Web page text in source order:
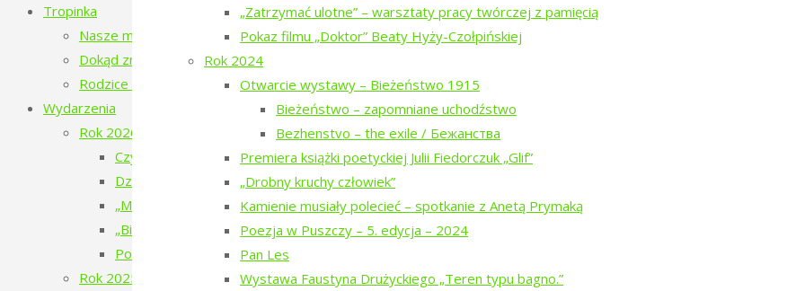
„Zatrzymać ulotne” – warsztaty pracy twórczej z pamięcią
Pokaz filmu „Doktor” Beaty Hyży-Czołpińskiej
Rok 2024
Otwarcie wystawy – Bieżeństwo 1915
Bieżeństwo – zapomniane uchodźstwo
Bezhenstvo – the exile / Бежанства
Premiera książki poetyckiej Julii Fiedorczuk „Glif”
„Drobny kruchy człowiek”
Kamienie musiały polecieć – spotkanie z Anetą Prymaką
Poezja w Puszczy – 5. edycja – 2024
Pan Les
Wystawa Faustyna Drużyckiego „Teren typu bagno.”
Tropinka
Nasze miejsce
Dokąd zmierzamy?
Rodzice tropinki
Wydarzenia
Rok 2026
Czytanie Puszczy – filmy o ludziach i Puszczy Białowieskiej (2026)
Dziesiąte urodziny Tropinki
„Mały doktor” w Narewce
„Bieżeństwo 1915. Historie dzieci z Narewki” w trasie
Poezja w Puszczy – 7. edycja – 2026
Rok 2025